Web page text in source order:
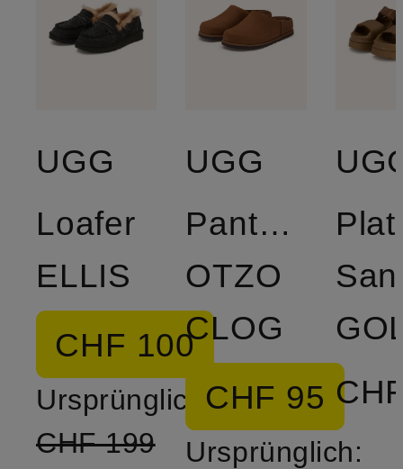
UGG
Loafer
ELLIS
CHF 100
Ursprünglich:
CHF 199
UGG
Pantoletten
OTZO
CLOG
CHF 95
Ursprünglich: